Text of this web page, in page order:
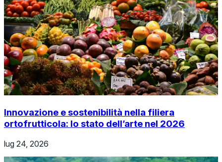
Innovazione e sostenibilità nella filiera
ortofrutticola: lo stato dell’arte nel 2026
lug 24, 2026